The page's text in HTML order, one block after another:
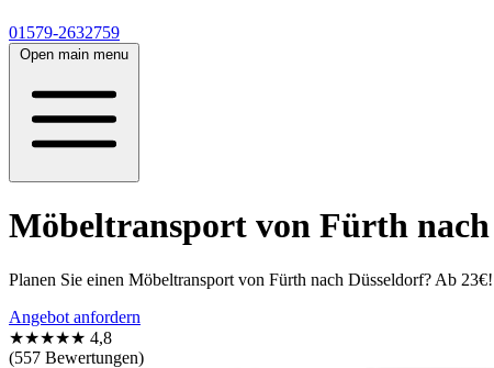
01579-2632759
Open main menu
Möbeltransport von Fürth
Planen Sie einen Möbeltransport von Fürth nach Düsseldorf? Ab
Angebot anfordern
★★★★★ 4,8
(557 Bewertungen)